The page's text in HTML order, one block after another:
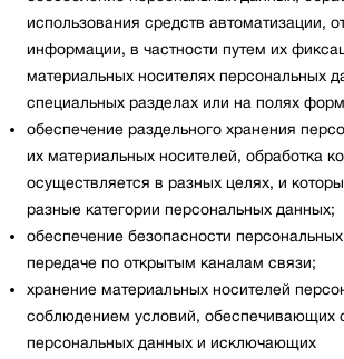
использования средств автоматизации,
информации, в частности путем их
материальных носителях персональных
специальных разделах или на полях
обеспечение раздельного хранения
их материальных носителей, обработка
осуществляется в разных целях, и
разные категории персональных данных;
обеспечение безопасности
передаче по открытым каналам связи;
хранение материальных носителей
соблюдением условий, обеспечивающих
персональных данных и исключающих